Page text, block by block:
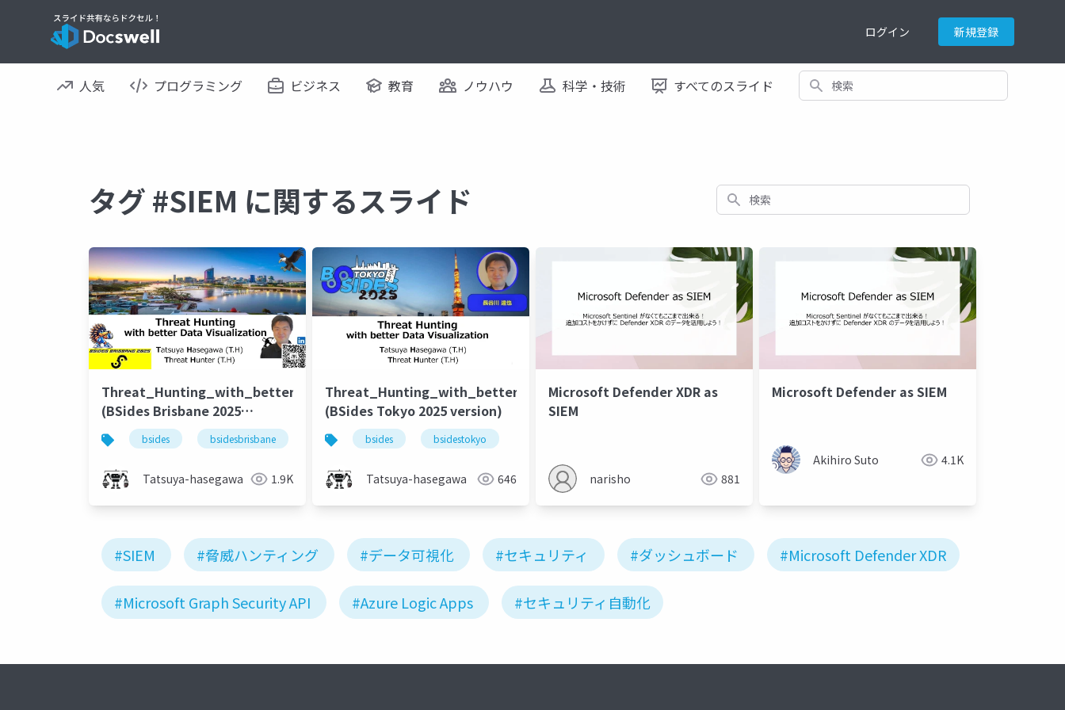
ログイン 新規登録
人気 プログラミング ビジネス 教育 ノウハウ 科学・技術 すべてのスライド 検索
タグ #SIEM に関するスライド 検索
Threat_Hunting_with_better_DataVisualization
(BSides Brisbane 2025
version)bsides bsidesbrisbane threathunting
Tatsuya-hasegawa 1.9K
Threat_Hunting_with_better_DataVisualization
(BSides Tokyo 2025 version)
bsides bsidestokyo
Tatsuya-hasegawa 646
Microsoft Defender XDR as
SIEM
narisho 881
Microsoft Defender as SIEM
Akihiro Suto 4.1K
#SIEM #脅威ハンティング #データ可視化 #セキュリティ #ダッシュボード #Microsoft Defender XDR
#Microsoft Graph Security API #Azure Logic Apps #セキュリティ自動化